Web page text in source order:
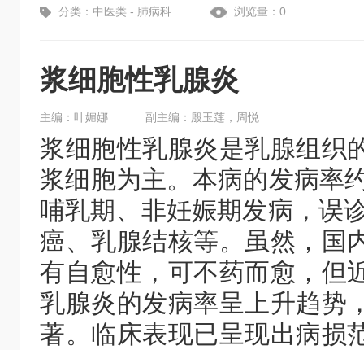
分类：中医类 - 肺病科
浏览量：0
浆细胞性乳腺炎
主编：叶媚娜 副主编：殷玉莲，周悦
浆细胞性乳腺炎是乳腺组织
浆细胞为主。本病的发病率
哺乳期、非妊娠期发病，误
癌、乳腺结核等。虽然，国
有自愈性，可不药而愈，但
乳腺炎的发病率呈上升趋势
著。临床表现已呈现出病损